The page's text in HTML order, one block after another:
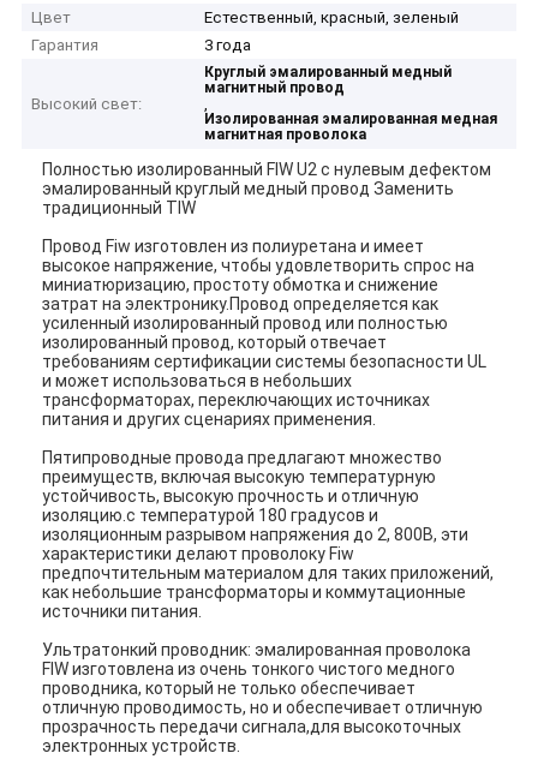
Цвет
Естественный, красный, зеленый
Гарантия
3 года
Высокий свет:
Круглый эмалированный медный
магнитный провод
,
Изолированная эмалированная медная
магнитная проволока
Полностью изолированный FIW U2 с нулевым дефектом
эмалированный круглый медный провод Заменить
традиционный TIW
Провод Fiw изготовлен из полиуретана и имеет
высокое напряжение, чтобы удовлетворить спрос на
миниатюризацию, простоту обмотка и снижение
затрат на электронику.Провод определяется как
усиленный изолированный провод или полностью
изолированный провод, который отвечает
требованиям сертификации системы безопасности UL
и может использоваться в небольших
трансформаторах, переключающих источниках
питания и других сценариях применения.
Пятипроводные провода предлагают множество
преимуществ, включая высокую температурную
устойчивость, высокую прочность и отличную
изоляцию.с температурой 180 градусов и
изоляционным разрывом напряжения до 2, 800В, эти
характеристики делают проволоку Fiw
предпочтительным материалом для таких приложений,
как небольшие трансформаторы и коммутационные
источники питания.
Ультратонкий проводник: эмалированная проволока
FIW изготовлена из очень тонкого чистого медного
проводника, который не только обеспечивает
отличную проводимость, но и обеспечивает отличную
прозрачность передачи сигнала,для высокоточных
электронных устройств.